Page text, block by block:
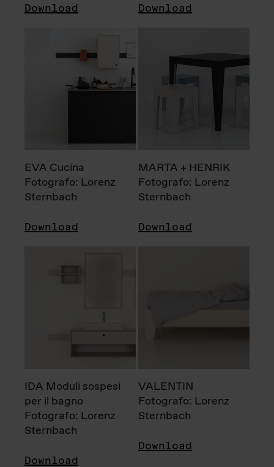
Download Download
EVA Cucina
Fotografo: Lorenz
Sternbach
Download
MARTA + HENRIK
Fotografo: Lorenz
Sternbach
Download
IDA Moduli sospesi
per il bagno
Fotografo: Lorenz
Sternbach
Download
VALENTIN
Fotografo: Lorenz
Sternbach
Download